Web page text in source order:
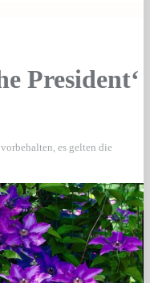
President‘
es gelten die